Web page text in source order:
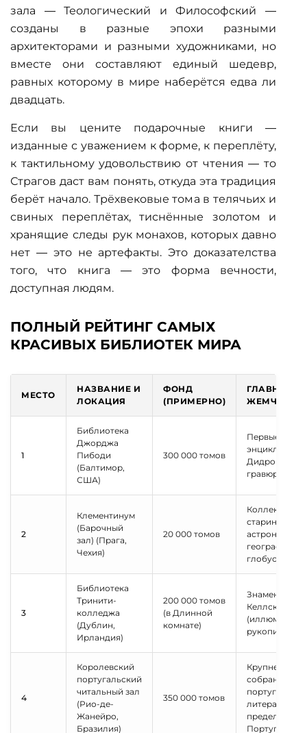
зала — Теологический и Философский —
созданы в разные эпохи разными
архитекторами и разными художниками, но
вместе они составляют единый шедевр,
равных которому в мире наберётся едва ли
двадцать.
Если вы цените подарочные книги —
изданные с уважением к форме, к переплёту,
к тактильному удовольствию от чтения — то
Страгов даст вам понять, откуда эта традиция
берёт начало. Трёхвековые тома в телячьих и
свиных переплётах, тиснённые золотом и
хранящие следы рук монахов, которых давно
нет — это не артефакты. Это доказателства
того, что книга — это форма вечности,
доступная людям.
ПОЛНЫЙ РЕЙТИНГ САМЫХ
КРАСИВЫХ БИБЛИОТЕК МИРА
МЕСТО
НАЗВАНИЕ И
ЛОКАЦИЯ
ФОНД
(ПРИМЕРНО)
ГЛАВНАЯ
1
Библиотека
Джорджа
Пибоди
(Балтимор,
США)
300 000 томов
Первые
Дидро и
гравюры
2
Клементинум
(Барочный
зал) (Прага,
Чехия)
20 000 томов
Коллекция
старинных
глобусов
3
Библиотека
Тринити-
колледжа
(Дублин,
Ирландия)
200 000 томов
(в Длинной
комнате)
Знаменитая
Келлская
рукопись IX
4
Королевский
португальский
читальный зал
(Рио-де-
Жанейро,
Бразилия)
350 000 томов
Крупнейшее
собрание
литературы
пределами
Португалии